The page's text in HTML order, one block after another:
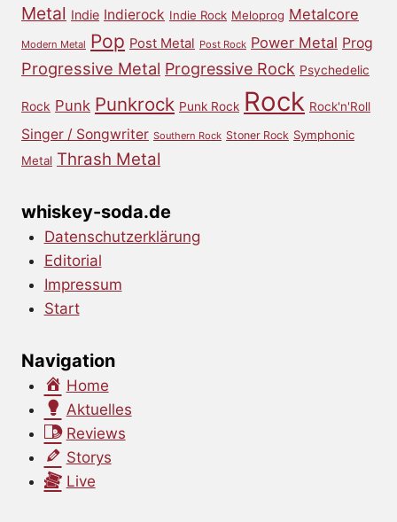
Metal Indie Indierock Indie Rock Meloprog Metalcore
Modern Metal Pop Post Metal Post Rock Power Metal Prog
Progressive Metal Progressive Rock Psychedelic
Rock Punk Punkrock Punk Rock Rock Rock'n'Roll
Singer / Songwriter Southern Rock Stoner Rock Symphonic
Metal Thrash Metal
whiskey-soda.de
Datenschutzerklärung
Editorial
Impressum
Start
Navigation
Home
Aktuelles
Reviews
Storys
Live